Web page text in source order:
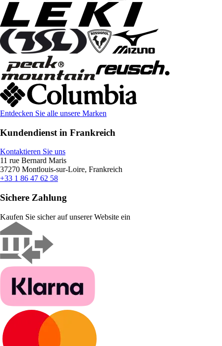
Entdecken Sie alle unsere Marken
Kundendienst in Frankreich
Kontaktieren Sie uns
11 rue Bernard Maris
37270 Montlouis-sur-Loire, Frankreich
+33 1 86 47 62 58
Sichere Zahlung
Kaufen Sie sicher auf unserer Website ein